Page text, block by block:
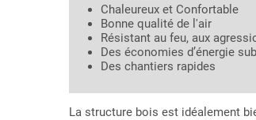
Chaleureux et Confortable
Bonne qualité de l'air
Résistant au feu, aux
Des économies d’énergie
Des chantiers rapides
La structure bois est idéalement